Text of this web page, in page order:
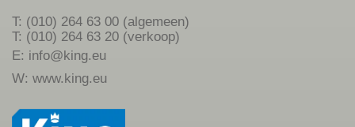
T: (010) 264 63 00 (algemeen)
T: (010) 264 63 20 (verkoop)
E: info@king.eu
W: www.king.eu